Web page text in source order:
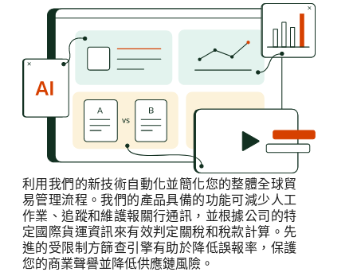
利用我們的新技術自動化並簡化您的整體全球貿
易管理流程。我們的產品具備的功能可減少人工
作業、追蹤和維護報關行通訊，並根據公司的特
定國際貨運資訊來有效判定關稅和稅款計算。先
進的受限制方篩查引擎有助於降低誤報率，保護
您的商業聲譽並降低供應鏈風險。